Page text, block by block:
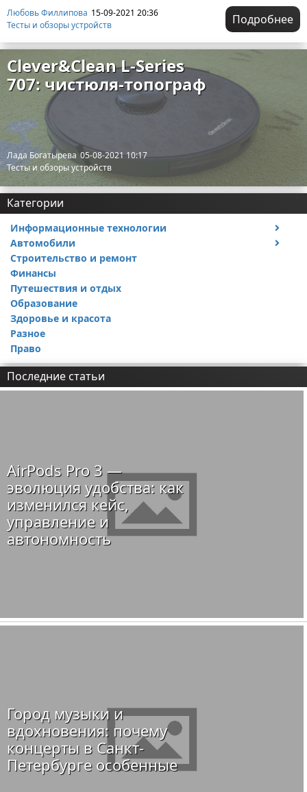
Любовь Филлипова 15-09-2021 20:36
Тесты и обзоры устройств
Подробнее
Clever&Clean L-Series
707: чистюля-топограф
Лада Богатырева 05-08-2021 10:17
Тесты и обзоры устройств
Категории
Информационные технологии
Тесты и обзоры устройств
Автомобили
Ремонт авто
Строительство и ремонт
Финансы
Путешествия и отдых
Образование
Здоровье и красота
Разное
Право
Последние статьи
AirPods Pro 3 —
эволюция удобства: как
изменился кейс,
управление и
автономность
Город музыки и
вдохновения: почему
концерты в Санкт-
Петербурге особенные